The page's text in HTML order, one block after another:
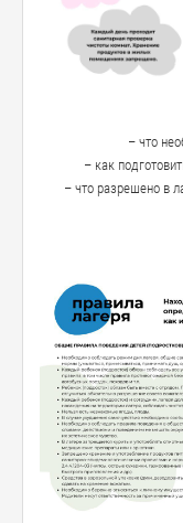
– что
– как
– что разрешено в